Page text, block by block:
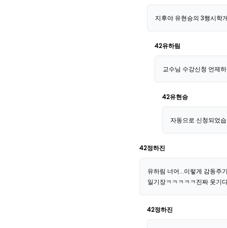
지후야 유현승의 3행시학
42유하림
교수님 수강신청 언제
42유현승
자동으로 신청되었
42정하진
유하림 너어...이렇게 감동주
일기장ㅋㅋㅋㅋㅋ진짜 웃기
42정하진